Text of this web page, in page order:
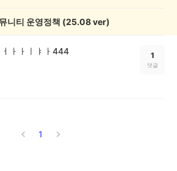
니티 운영정책 (25.08 ver)
ㅓㅏㅏㅣㅑㅏ444 1
댓글
1